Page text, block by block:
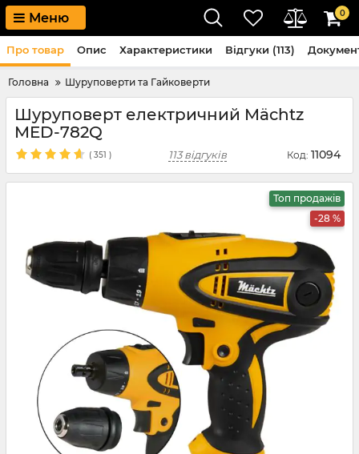
Меню 0
Головна Шуруповерти та Гайковерти
Шуруповерт електричний Mächtz
MED-782Q
( 351 ) 113 відгуків Код: 11094
Топ продажів
-28 %
Про товар Опис Характеристики Відгуки (113)